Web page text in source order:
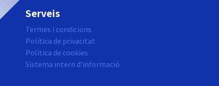
Serveis
Termes i condicions
Política de privacitat
Politica de cookies
Sistema intern d'informació